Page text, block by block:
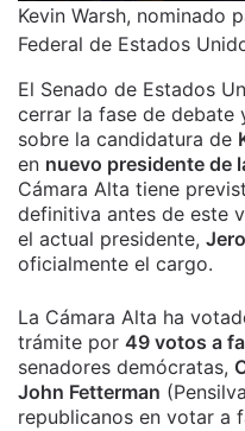
Kevin Warsh, nominado
Federal de Estados
El Senado de Estados
cerrar la fase de debate
sobre la candidatura de
en nuevo presidente de
Cámara Alta tiene
definitiva antes de este
el actual presidente,
oficialmente el cargo.
La Cámara Alta ha
trámite por 49 votos a
senadores demócratas,
John Fetterman
republicanos en votar a